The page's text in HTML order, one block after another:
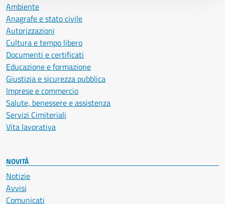
Ambiente
Anagrafe e stato civile
Autorizzazioni
Cultura e tempo libero
Documenti e certificati
Educazione e formazione
Giustizia e sicurezza pubblica
Imprese e commercio
Salute, benessere e assistenza
Servizi Cimiteriali
Vita lavorativa
NOVITÀ
Notizie
Avvisi
Comunicati